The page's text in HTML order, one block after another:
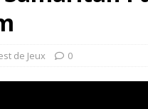
de Jeux 0